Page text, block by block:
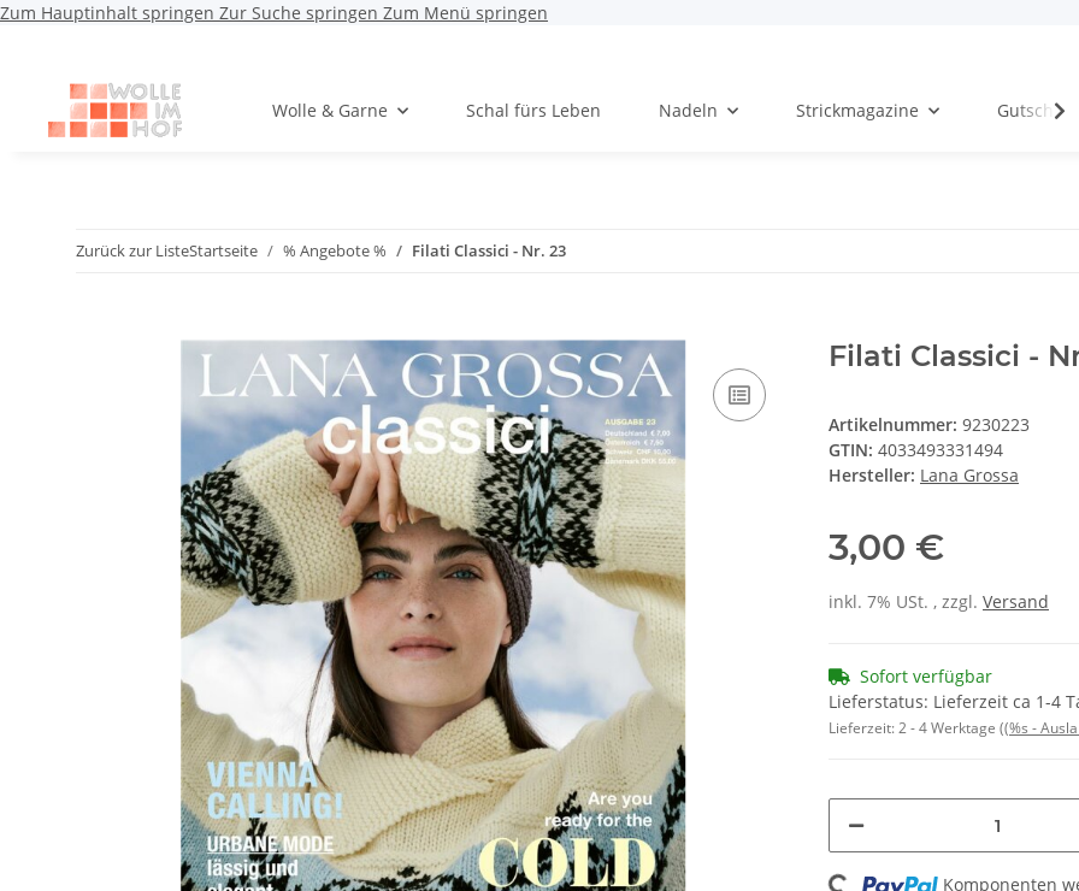
Zum Hauptinhalt springen Zur Suche springen Zum Menü springen
Wolle & Garne Schal fürs Leben Nadeln Strickmagazine
Zurück zur ListeStartseite % Angebote % Filati Classici - Nr. 23
Filati Classici -
Artikelnummer: 9230223
GTIN: 4033493331494
Hersteller: Lana Grossa
3,00 €
inkl. 7% USt. , zzgl. Versand
Sofort verfügbar
Lieferstatus: Lieferzeit ca 1-4
Lieferzeit:2 - 4 Werktage ((%s -
Loading... Komponenten